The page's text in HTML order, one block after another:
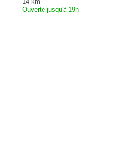
14 km
Ouverte jusqu'à 19h